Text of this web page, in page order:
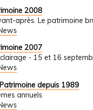
2008
après. Le patrimoine
2007
- 15 et 16
depuis 1989
annuels